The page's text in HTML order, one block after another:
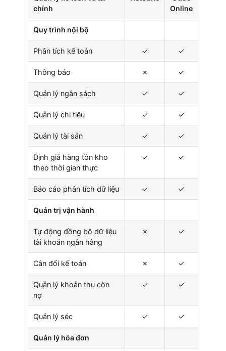
chính
Online
Quy trình nội bộ
Phân tích kế toán ✓ ✓
Thông báo ✗ ✓
Quản lý ngân sách ✓ ✓
Quản lý chi tiêu ✓ ✓
Quản lý tài sản ✓ ✓
Định giá hàng tồn kho
theo thời gian thực
✓ ✓
Báo cáo phân tích dữ liệu ✓ ✓
Quản trị vận hành
Tự động đồng bộ dữ liệu
tài khoản ngân hàng
✗ ✓
Cân đối kế toán ✗ ✓
Quản lý khoản thu còn
nợ
✓ ✓
Quản lý séc ✓ ✓
Quản lý hóa đơn